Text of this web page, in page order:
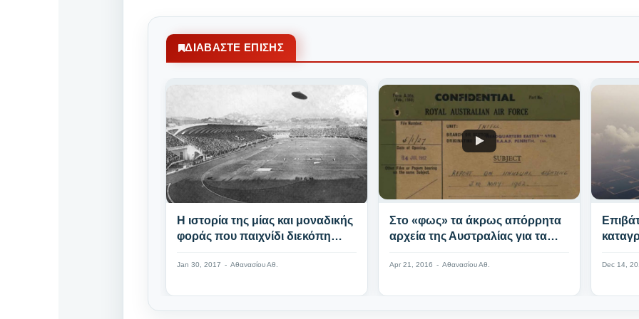
ΔΙΑΒΆΣΤΕ ΕΠΊΣΗΣ
Η ιστορία της μίας και μοναδικής
φοράς που παιχνίδι διεκόπη
Jan 30, 2017 - Αθανασίου Αθ.
Στο «φως» τα άκρως απόρρητα
αρχεία της Αυστραλίας για τα
Apr 21, 2016 - Αθανασίου Αθ. Dec 14,